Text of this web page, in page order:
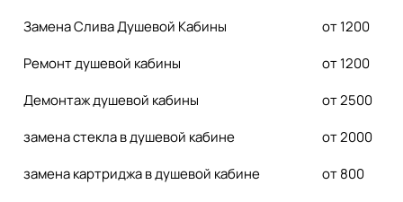
Замена Слива Душевой Кабины
от 1200
Ремонт душевой кабины
от 1200
Демонтаж душевой кабины
от 2500
замена стекла в душевой кабине
от 2000
замена картриджа в душевой кабине
от 800